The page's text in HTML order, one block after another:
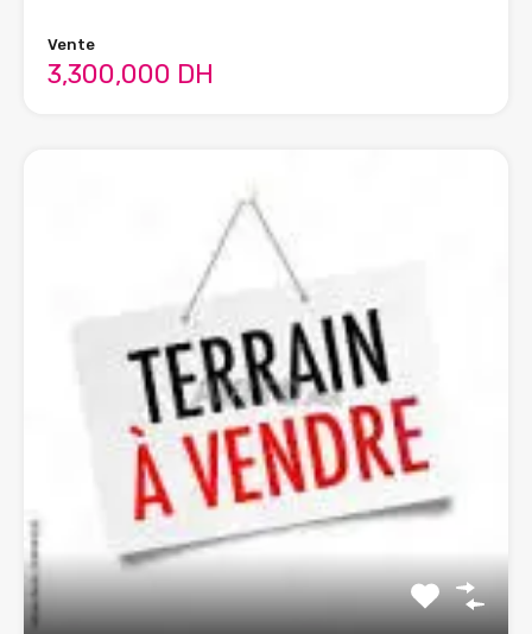
Vente
3,300,000 DH